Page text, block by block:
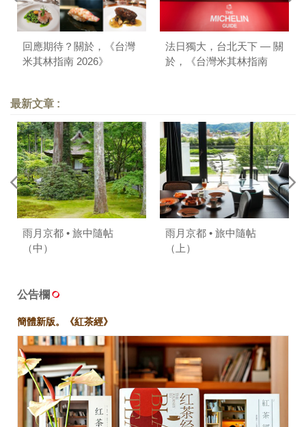
回應期待？關於，《台灣
米其林指南 2026》
法日獨大，台北天下 — 關
於，《台灣米其林指南
最新文章 :
雨月京都 • 旅中隨帖
（中）
雨月京都 • 旅中隨帖
（上）
公告欄
簡體新版。《紅茶經》